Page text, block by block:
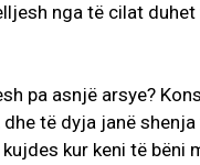
nga të cilat
pa asnjë arsye?
të dyja janë
kur keni të